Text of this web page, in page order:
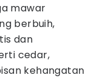
mawar
berbuih,
dan
cedar,
kehangatan